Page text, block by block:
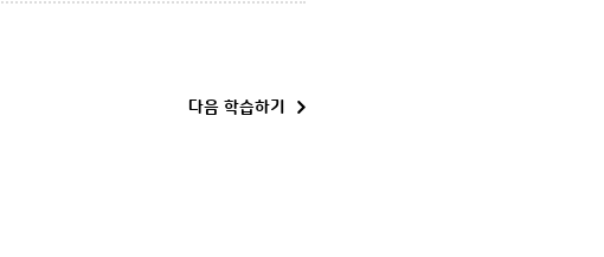
다음 학습하기